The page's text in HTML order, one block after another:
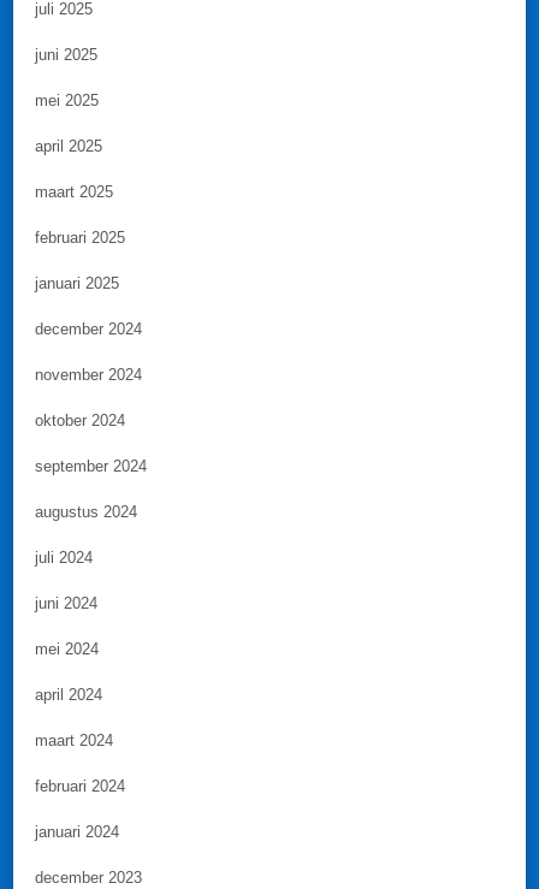
juli 2025
juni 2025
mei 2025
april 2025
maart 2025
februari 2025
januari 2025
december 2024
november 2024
oktober 2024
september 2024
augustus 2024
juli 2024
juni 2024
mei 2024
april 2024
maart 2024
februari 2024
januari 2024
december 2023